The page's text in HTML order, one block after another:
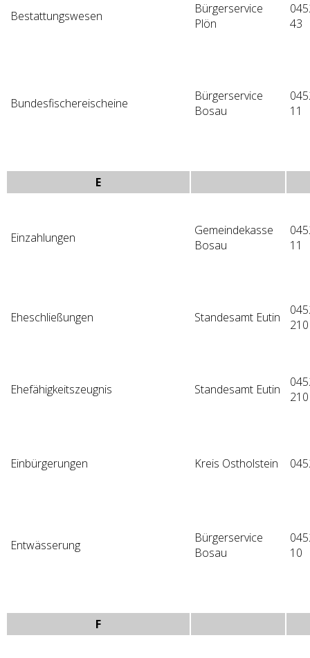
Bestattungswesen
Bürgerservice
Plön
43
Bundesfischereischeine
Bürgerservice
Bosau
11
E
Einzahlungen
Gemeindekasse
Bosau
11
Eheschließungen Standesamt Eutin
210
Ehefähigkeitszeugnis Standesamt Eutin
210
Einbürgerungen Kreis Ostholstein
Entwässerung
Bürgerservice
Bosau
10
F